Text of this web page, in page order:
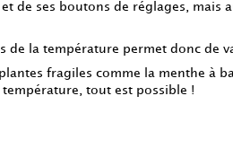
de ses boutons de réglages, mais
de la température permet donc de
fragiles comme la menthe à
tout est possible !